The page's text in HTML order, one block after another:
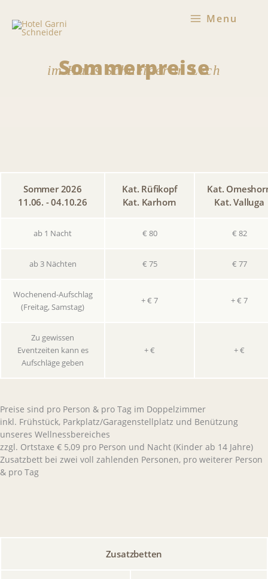
Inhalt
springen
Menu
Sommerpreise
im Haus Schneider in Lech
Sommer 2026
11.06. - 04.10.26
Kat. Rüfi­kopf
Kat. Karhorn
Kat.
Kat. Valluga
ab 1 Nacht € 80 € 82
ab 3 Nächten € 75 € 77
Wochenend-Aufschlag
(Freitag, Samstag)
+ € 7 + € 7
Zu gewissen
Eventzeiten kann es
Aufschläge geben
+ € + €
Preise sind pro Person & pro Tag im Doppelzimmer
inkl. Frühstück, Parkplatz/Garagenstellplatz und Benützung
unseres Wellnessbereiches
zzgl. Ortstaxe € 5,09 pro Person und Nacht (Kinder ab 14 Jahre)
Zusatzbett bei zwei voll zahlenden Personen, pro weiterer Person
& pro Tag
Zusatzbetten